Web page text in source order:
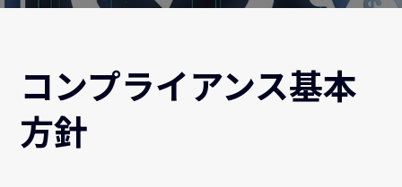
コンプライアンス基本
方針